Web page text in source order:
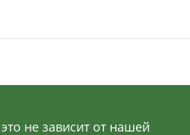
не зависит от нашей